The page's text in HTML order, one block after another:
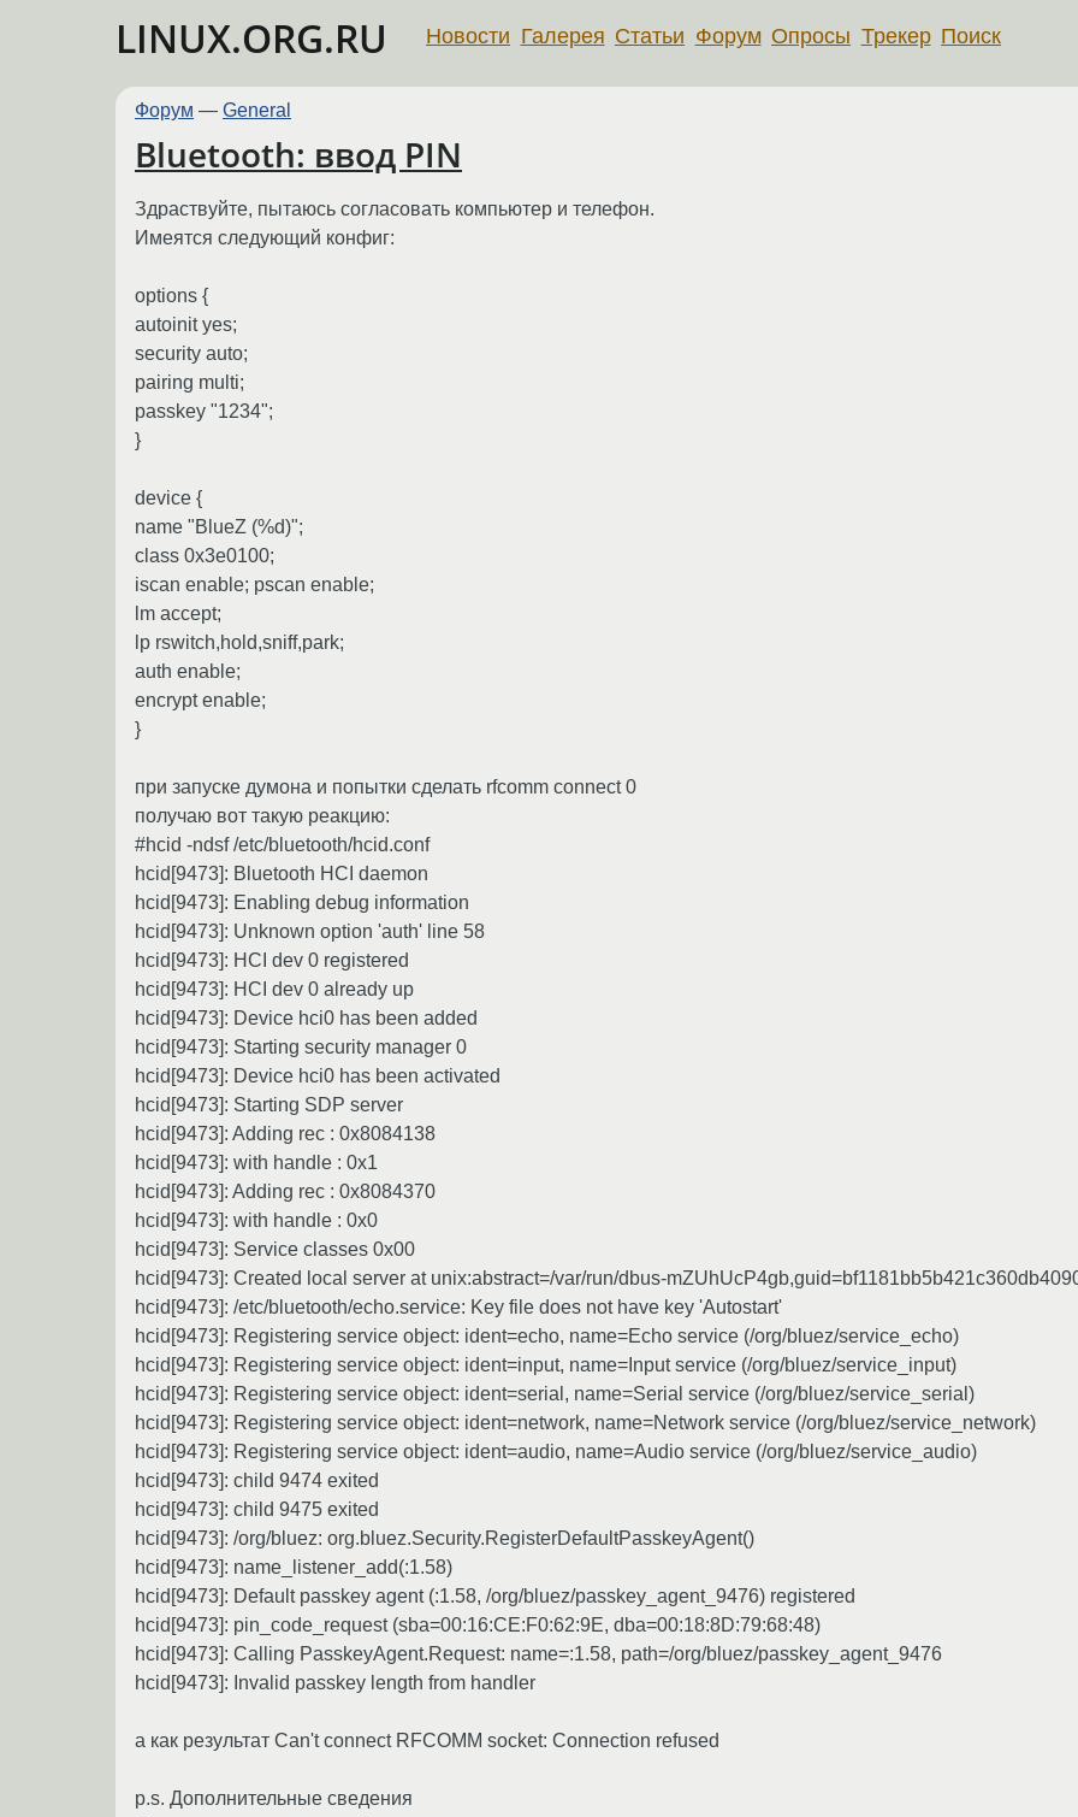
LINUX.ORG.RU Новости Галерея Статьи Форум Опросы Трекер Поиск
Форум — General
Bluetooth: ввод PIN
Здраствуйте, пытаюсь согласовать компьютер и телефон.
Имеятся следующий конфиг:
options {
autoinit yes;
security auto;
pairing multi;
passkey "1234";
}
device {
name "BlueZ (%d)";
class 0x3e0100;
iscan enable; pscan enable;
lm accept;
lp rswitch,hold,sniff,park;
auth enable;
encrypt enable;
}
при запуске думона и попытки сделать rfcomm connect 0
получаю вот такую реакцию:
#hcid -ndsf /etc/bluetooth/hcid.conf
hcid[9473]: Bluetooth HCI daemon
hcid[9473]: Enabling debug information
hcid[9473]: Unknown option 'auth' line 58
hcid[9473]: HCI dev 0 registered
hcid[9473]: HCI dev 0 already up
hcid[9473]: Device hci0 has been added
hcid[9473]: Starting security manager 0
hcid[9473]: Device hci0 has been activated
hcid[9473]: Starting SDP server
hcid[9473]: Adding rec : 0x8084138
hcid[9473]: with handle : 0x1
hcid[9473]: Adding rec : 0x8084370
hcid[9473]: with handle : 0x0
hcid[9473]: Service classes 0x00
hcid[9473]: Created local server at unix:abstract=/var/run/dbus-
hcid[9473]: /etc/bluetooth/echo.service: Key file does not have key 'Autostart'
hcid[9473]: Registering service object: ident=echo, name=Echo service (/org/bluez/service_echo)
hcid[9473]: Registering service object: ident=input, name=Input service (/org/bluez/service_input)
hcid[9473]: Registering service object: ident=serial, name=Serial service (/org/bluez/service_serial)
hcid[9473]: Registering service object: ident=network, name=Network service (/org/bluez/service_network)
hcid[9473]: Registering service object: ident=audio, name=Audio service (/org/bluez/service_audio)
hcid[9473]: child 9474 exited
hcid[9473]: child 9475 exited
hcid[9473]: /org/bluez: org.bluez.Security.RegisterDefaultPasskeyAgent()
hcid[9473]: name_listener_add(:1.58)
hcid[9473]: Default passkey agent (:1.58, /org/bluez/passkey_agent_9476) registered
hcid[9473]: pin_code_request (sba=00:16:CE:F0:62:9E, dba=00:18:8D:79:68:48)
hcid[9473]: Calling PasskeyAgent.Request: name=:1.58, path=/org/bluez/passkey_agent_9476
hcid[9473]: Invalid passkey length from handler
а как результат Can't connect RFCOMM socket: Connection refused
p.s. Дополнительные сведения